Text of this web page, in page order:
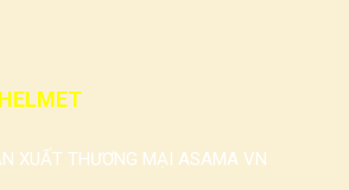
XUẤT THƯƠNG MẠI ASAMA VN